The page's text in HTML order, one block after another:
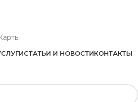
СТАТЬИ И НОВОСТИКОНТАКТЫ